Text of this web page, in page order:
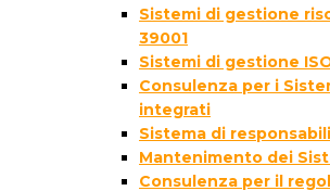
Sistemi di gestione
39001
Sistemi di gestione
Consulenza per i
integrati
Sistema di
Mantenimento dei
Consulenza per il